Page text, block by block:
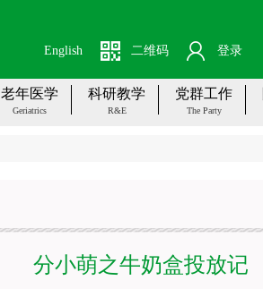
二维码 登录
English
老年医学
Geriatrics
科研教学
R&E
党群工作
The Party
分小萌之牛奶盒投放记